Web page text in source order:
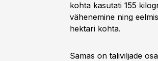
kohta kasutati 155
vähenemine ning
hektari kohta.
Samas on taliviljade